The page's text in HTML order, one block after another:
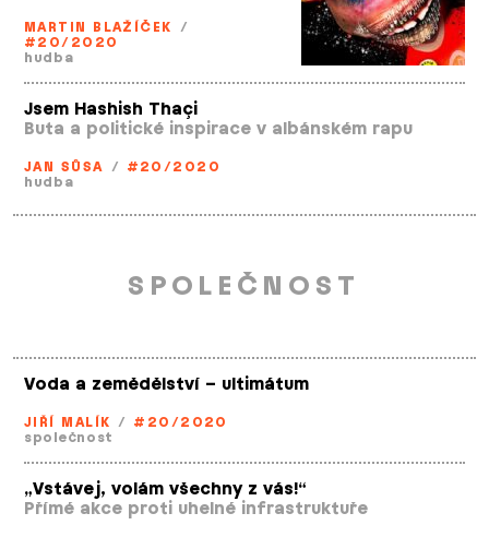
MARTIN BLAŽÍČEK /
#20/2020
hudba
Jsem Hashish Thaçi
Buta a politické inspirace v albánském rapu
JAN SŮSA / #20/2020
hudba
SPOLEČNOST
Voda a zemědělství – ultimátum
JIŘÍ MALÍK / #20/2020
společnost
„Vstávej, volám všechny z vás!“
Přímé akce proti uhelné infrastruktuře